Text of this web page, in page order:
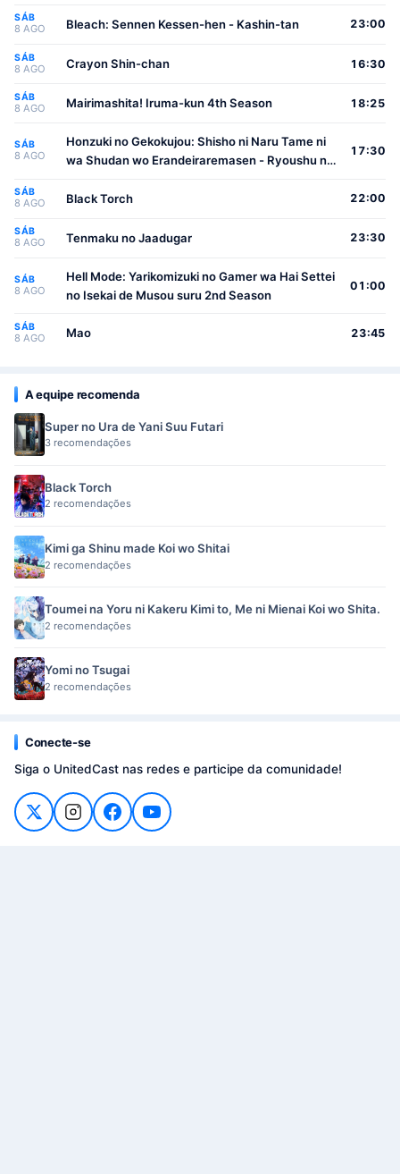
SÁB
8 AGO Bleach: Sennen Kessen-hen - Kashin-tan 23:00
SÁB
8 AGO Crayon Shin-chan 16:30
SÁB
8 AGO Mairimashita! Iruma-kun 4th Season 18:25
SÁB
8 AGO
Honzuki no Gekokujou: Shisho ni Naru Tame ni
wa Shudan wo Erandeiraremasen - Ryoushu no
17:30
SÁB
8 AGO Black Torch 22:00
SÁB
8 AGO Tenmaku no Jaadugar 23:30
SÁB
8 AGO
Hell Mode: Yarikomizuki no Gamer wa Hai Settei
no Isekai de Musou suru 2nd Season
01:00
SÁB
8 AGO Mao 23:45
A equipe recomenda
Super no Ura de Yani Suu Futari
3 recomendações
Black Torch
2 recomendações
Kimi ga Shinu made Koi wo Shitai
2 recomendações
Toumei na Yoru ni Kakeru Kimi to, Me ni Mienai Koi wo Shita.
2 recomendações
Yomi no Tsugai
2 recomendações
Conecte-se
Siga o UnitedCast nas redes e participe da comunidade!